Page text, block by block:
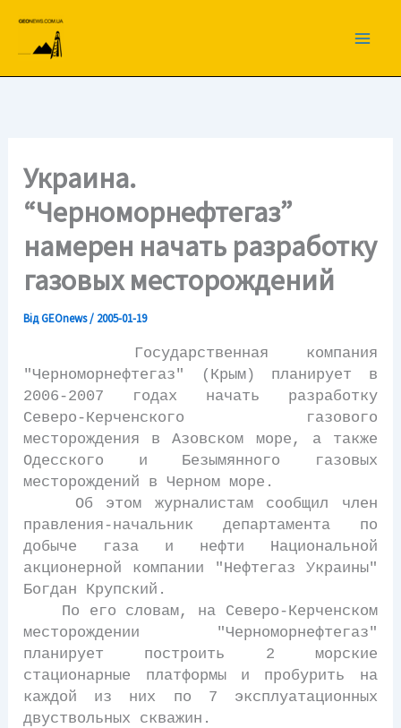
вмісту
Украина.
“Черноморнефтегаз”
намерен начать разработку
газовых месторождений
ВідGEOnews/ 2005-01-19
Государственная компания
"Черноморнефтегаз" (Крым) планирует в
2006-2007 годах начать разработку
Северо-Керченского газового
месторождения в Азовском море, а также
Одесского и Безымянного газовых
месторождений в Черном море.
Об этом журналистам сообщил член
правления-начальник департамента по
добыче газа и нефти Национальной
акционерной компании "Нефтегаз Украины"
Богдан Крупский.
По его словам, на Северо-Керченском
месторождении "Черноморнефтегаз"
планирует построить 2 морские
стационарные платформы и пробурить на
каждой из них по 7 эксплуатационных
двуствольных скважин.